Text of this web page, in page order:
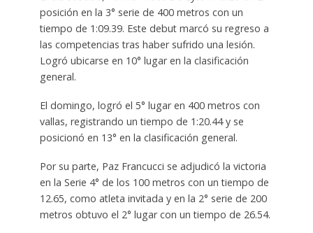
posición en la 3° serie de 400 metros con un
tiempo de 1:09.39. Este debut marcó su regreso a
las competencias tras haber sufrido una lesión.
Logró ubicarse en 10° lugar en la clasificación
general.
El domingo, logró el 5° lugar en 400 metros con
vallas, registrando un tiempo de 1:20.44 y se
posicionó en 13° en la clasificación general.
Por su parte, Paz Francucci se adjudicó la victoria
en la Serie 4° de los 100 metros con un tiempo de
12.65, como atleta invitada y en la 2° serie de 200
metros obtuvo el 2° lugar con un tiempo de 26.54.